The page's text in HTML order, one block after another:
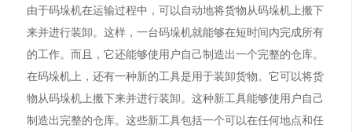
由于码垛机在运输过程中，可以自动地将货物从码垛机上搬下
来并进行装卸。这样，一台码垛机就能够在短时间内完成所有
的工作。而且，它还能够使用户自己制造出一个完整的仓库。
在码垛机上，还有一种新的工具是用于装卸货物。它可以将货
物从码垛机上搬下来并进行装卸。这种新工具能够使用户自己
制造出完整的仓库。这些新工具包括一个可以在任何地点和任